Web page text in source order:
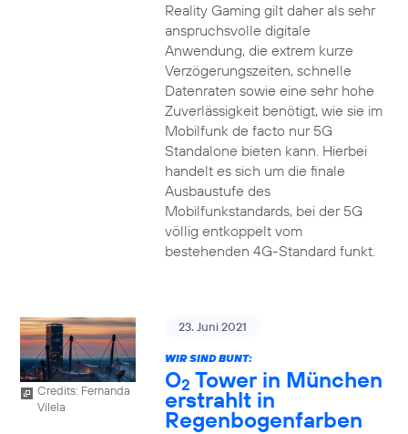
Reality Gaming gilt daher als sehr
anspruchsvolle digitale
Anwendung, die extrem kurze
Verzögerungszeiten, schnelle
Datenraten sowie eine sehr hohe
Zuverlässigkeit benötigt, wie sie im
Mobilfunk de facto nur 5G
Standalone bieten kann. Hierbei
handelt es sich um die finale
Ausbaustufe des
Mobilfunkstandards, bei der 5G
völlig entkoppelt vom
bestehenden 4G-Standard funkt.
Credits: Fernanda
Vilela
23. Juni 2021
WIR SIND BUNT:
O2 Tower in München
erstrahlt in
Regenbogenfarben